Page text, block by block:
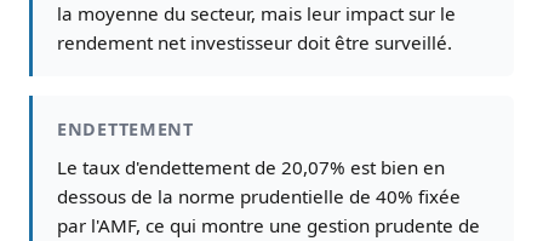
la moyenne du secteur, mais leur impact sur le
rendement net investisseur doit être surveillé.
ENDETTEMENT
Le taux d'endettement de 20,07% est bien en
dessous de la norme prudentielle de 40% fixée
par l'AMF, ce qui montre une gestion prudente de